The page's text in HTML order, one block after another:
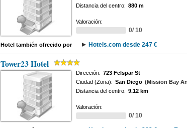
Distancia del centro: 880 m
Valoración:
0/ 10
Hotel también ofrecido por Hotels.com desde 247 €
Tower23 Hotel
Dirección: 723 Felspar St
Ciudad (Zona): San Diego (Mission Bay
Distancia del centro: 9.12 km
Valoración:
0/ 10